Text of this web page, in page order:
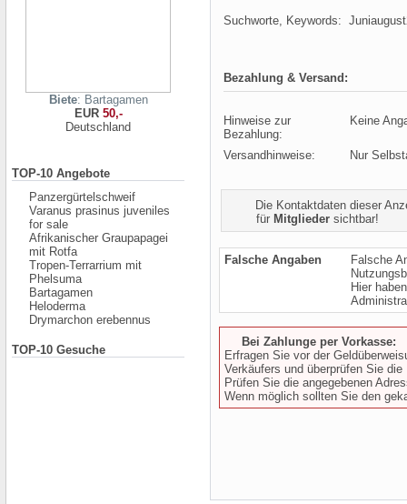
Biete: Bartagamen
EUR50,-
Deutschland
TOP-10 Angebote
Panzergürtelschweif
Varanus prasinus juveniles
for sale
Afrikanischer Graupapagei
mit Rotfa
Tropen-Terrarrium mit
Phelsuma
Bartagamen
Heloderma
Drymarchon erebennus
TOP-10 Gesuche
Suchworte, Keywords:
Bezahlung & Versand:
Hinweise zur
Bezahlung:
Keine
Versandhinweise: Nur
Die Kontaktdaten dieser
für Mitglieder sichtbar!
Falsche Angaben
Falsche
Hier
Bei Zahlunge per Vorkasse:
Erfragen Sie vor der
Verkäufers und überprüfen Sie
Prüfen Sie die angegebenen
Wenn möglich sollten Sie den